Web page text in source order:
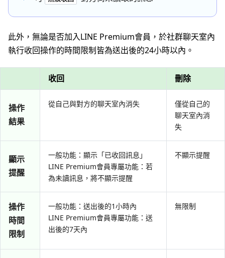
此外，無論是否加入LINE Premium會員，於社群聊天室內
執行收回操作的時間限制皆為送出後的24小時以內。
收回 刪除
操作
結果
從自己與對方的聊天室內消失
僅從自己的
聊天室內消
失
顯示
提醒
一般功能：顯示「已收回訊息」
LINE Premium會員專屬功能：若
為未讀訊息，將不顯示提醒
不顯示提醒
操作
時間
限制
一般功能：送出後的1小時內
LINE Premium會員專屬功能：送
出後的7天內
無限制